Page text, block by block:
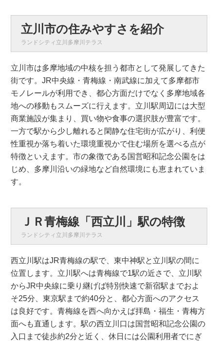
立川市の住みやすさを紹介
ランドシティ立川多摩川テラス
立川市は多摩地域の中核を担う都市として発展してきた
街です。JR中央線・青梅線・南武線に加えて多摩都市
モノレールが利用でき、都心方面だけでなく多摩地域各
地への移動もスムーズに行えます。立川駅周辺には大型
商業施設が集まり、買い物や食事の選択肢が豊富です。
一方で駅から少し離れると閑静な住宅街が広がり、利便
性重視か落ち着いた環境重視かで住む場所を選べる点が
特徴といえます。市の象徴である国営昭和記念公園をは
じめ、多摩川沿いの緑地など自然環境にも恵まれていま
す。
ＪＲ青梅線「西立川」駅の特徴
ランドシティ立川多摩川テラス
西立川駅はJR青梅線の駅で、東中神駅と立川駅の間に
位置します。立川駅へは青梅線で1駅の近さで、立川駅
からJR中央線に乗り継げば特別快速で新宿駅までおよ
そ25分、東京駅まで約40分と、都心方面へのアクセス
は良好です。青梅線を西へ向かえば拝島・福生・青梅方
面へも直通します。駅の西立川口は国営昭和記念公園の
入口まで徒歩約2分と近く、休日には公園利用者でにぎ